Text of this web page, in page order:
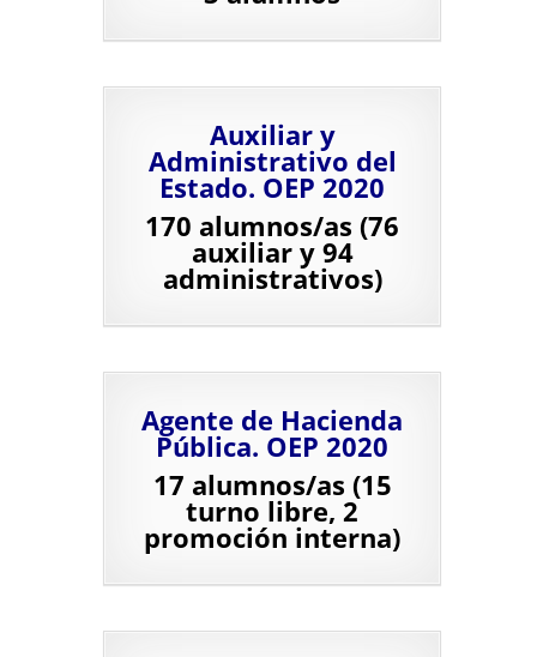
Auxiliar y
Administrativo del
Estado. OEP 2020
170 alumnos/as (76
auxiliar y 94
administrativos)
Agente de Hacienda
Pública. OEP 2020
17 alumnos/as (15
turno libre, 2
promoción interna)